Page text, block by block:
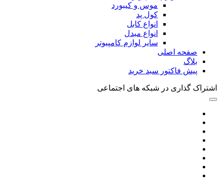
موس و کیبورد
کول پد
انواع کابل
انواع مبدل
سایر لوازم کامپیوتر
صفحه اصلی
بلاگ
پیش فاکتور سبد خرید
اشتراک گذاری در شبکه های اجتماعی